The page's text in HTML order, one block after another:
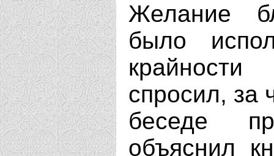
Желание
было
крайности
спросил, за
беседе
объяснил